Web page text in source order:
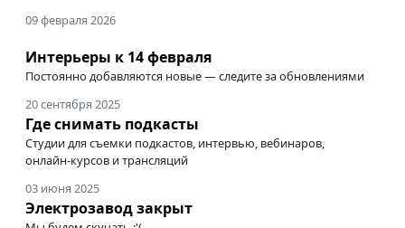
09 февраля 2026
Интерьеры к 14 февраля
Постоянно добавляются новые — следите за обновлениями
20 сентября 2025
Где снимать подкасты
Студии для съемки подкастов, интервью, вебинаров,
онлайн-курсов и трансляций
03 июня 2025
Электрозавод закрыт